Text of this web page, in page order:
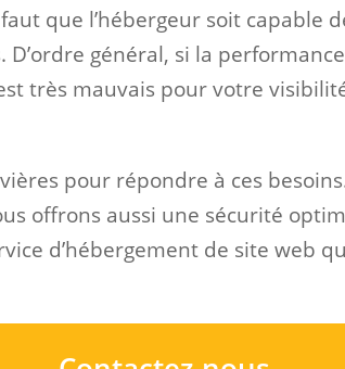
que l’hébergeur soit capable
général, si la
très mauvais pour votre
pour répondre à ces
offrons aussi une sécurité
d’hébergement de site web